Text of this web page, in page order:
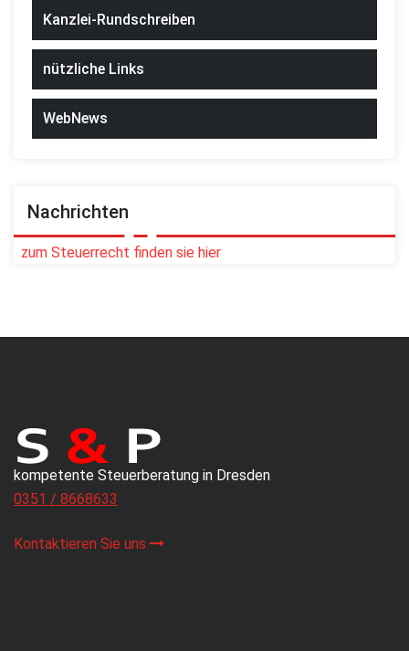
Kanzlei-Rundschreiben
nützliche Links
WebNews
Nachrichten
zum Steuerrecht finden sie hier
kompetente Steuerberatung in Dresden
0351 / 8668633
Kontaktieren Sie uns